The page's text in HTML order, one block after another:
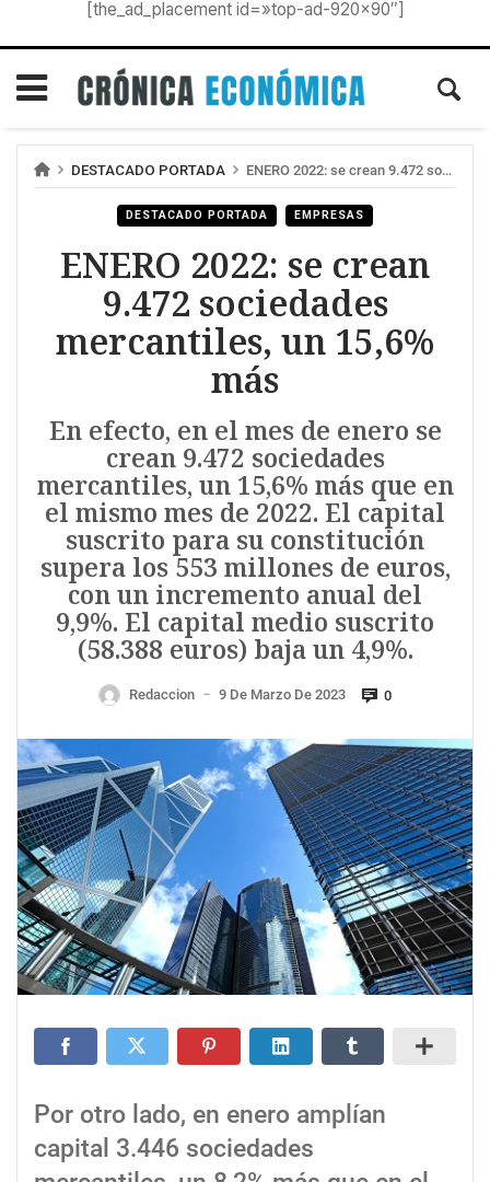
[the_ad_placement id=»top-ad-920×90″]
DESTACADO PORTADA ENERO 2022: se crean 9.472 sociedades mercantiles, un 15,6% más
DESTACADO PORTADA EMPRESAS
ENERO 2022: se crean
9.472 sociedades
mercantiles, un 15,6%
más
En efecto, en el mes de enero se
crean 9.472 sociedades
mercantiles, un 15,6% más que en
el mismo mes de 2022. El capital
suscrito para su constitución
supera los 553 millones de euros,
con un incremento anual del
9,9%. El capital medio suscrito
(58.388 euros) baja un 4,9%.
Redaccion — 9 De Marzo De 2023 0
Por otro lado, en enero amplían
capital 3.446 sociedades